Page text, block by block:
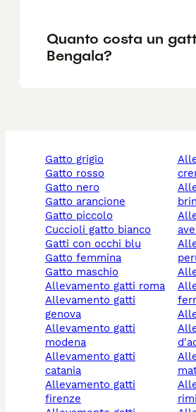
Quanto costa un
Bengala?
gatto grigio
gatto rosso
gatto nero
gatto arancione
gatto piccolo
cuccioli gatto bianco
gatti con occhi blu
gatto femmina
gatto maschio
allevamento gatti roma
allevamento gatti
genova
allevamento gatti
modena
allevamento gatti
catania
allevamento gatti
firenze
allevamento gatti
allevamento gatti
allevamento gatti
allevamento gatti
allevamento gatti
allevamento gatti valle
allevamento gatti
allevamento gatti